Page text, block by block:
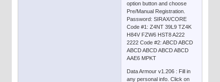
option button and choose
Pre/Manual Registration.
Password: SIRAX/CORE
Code #1: Z4NT 39L9 TZ4K
H84V FZW6 HST8 A222
2222 Code #2: ABCD ABCD
ABCD ABCD ABCD ABCD
AAE6 MPKT
Data Armour v1.206 : Fill in
any personal info. Click on